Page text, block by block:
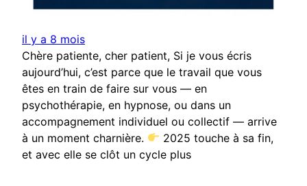
il y a 8 mois
Chère patiente, cher patient, Si je vous écris
aujourd’hui, c’est parce que le travail que vous
êtes en train de faire sur vous — en
psychothérapie, en hypnose, ou dans un
accompagnement individuel ou collectif — arrive
à un moment charnière.
2025 touche à sa fin,
et avec elle se clôt un cycle plus